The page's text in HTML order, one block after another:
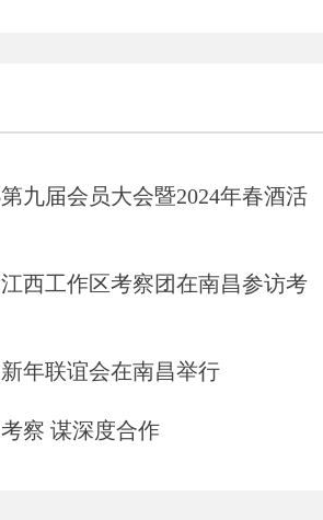
九届会员大会暨2024年春酒活
西工作区考察团在南昌参访考
年联谊会在南昌举行
察 谋深度合作